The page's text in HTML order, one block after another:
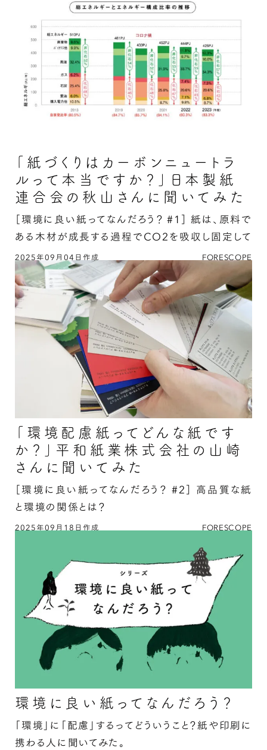
「紙づくりはカーボンニュートラ
ルって本当ですか？」日本製紙
連合会の秋山さんに聞いてみた
［環境に良い紙ってなんだろう？ #1］ 紙は、原料で
ある木材が成長する過程でCO2を吸収し固定して
いるので、紙を焼却しても新たにCO2を排出したこ
とにはならない …
2025年09月04日作成 FORESCOPE
「紙づくりはカーボンニュートラルって本当です
か？」日本製紙連合会の秋山さんに聞いてみたの
続きを読む
「環境配慮紙ってどんな紙です
か？」平和紙業株式会社の山崎
さんに聞いてみた
［環境に良い紙ってなんだろう？ #2］ 高品質な紙
と環境の関係とは？
2025年09月18日作成 FORESCOPE
式会社の山崎さんに聞いてみたの続きを読む
環境に良い紙ってなんだろう？
「環境」に「配慮」するってどういうこと？紙や印刷に
携わる人に聞いてみた。